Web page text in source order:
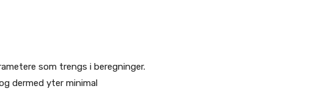
som trengs i beregninger.
dermed yter minimal